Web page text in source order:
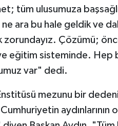
tüm ulusumuza
ara bu hale geldik ve
zorundayız. Çözümü;
eğitim sisteminde.
var" dedi.
mezunu bir